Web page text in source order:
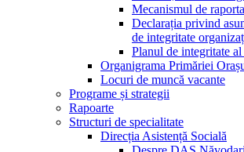
Mecanismul de
Declarația privind
de integritate
Planul de integritate
Organigrama Primăriei
Locuri de muncă vacante
Programe și strategii
Rapoarte
Structuri de specialitate
Direcția Asistență Socială